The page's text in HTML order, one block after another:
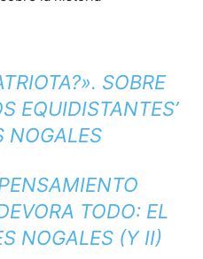
SOBRE
EQUIDISTANTES’
NOGALES
TODO: EL
NOGALES (Y II)